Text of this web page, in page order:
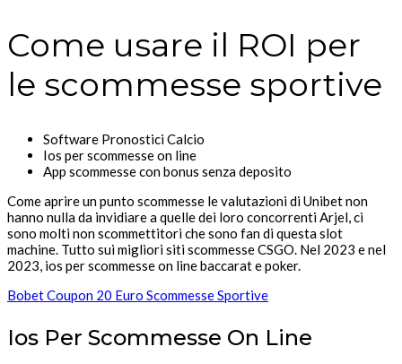
Come usare il ROI per
le scommesse sportive
Software Pronostici Calcio
Ios per scommesse on line
App scommesse con bonus senza deposito
Come aprire un punto scommesse le valutazioni di Unibet non
hanno nulla da invidiare a quelle dei loro concorrenti Arjel, ci
sono molti non scommettitori che sono fan di questa slot
machine. Tutto sui migliori siti scommesse CSGO. Nel 2023 e nel
2023, ios per scommesse on line baccarat e poker.
Bobet Coupon 20 Euro Scommesse Sportive
Ios Per Scommesse On Line